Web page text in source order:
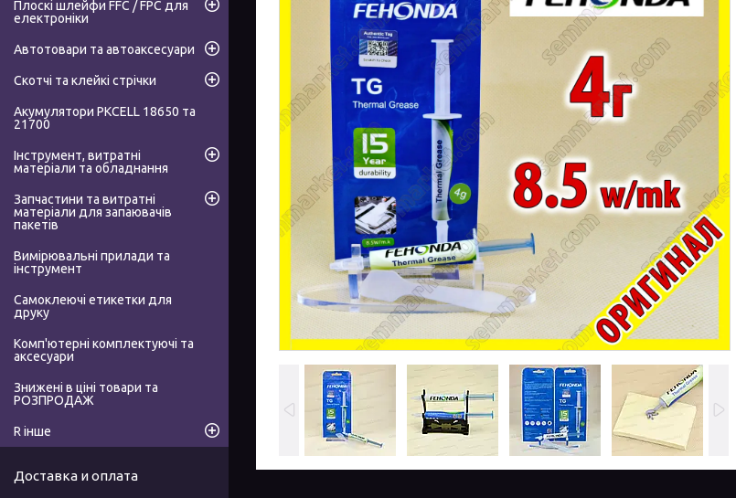
Плоскі шлейфи FFC / FPC для
електроніки
Автотовари та автоаксесуари
Скотчі та клейкі стрічки
Акумулятори PKCELL 18650 та
21700
Інструмент, витратні
матеріали та обладнання
Запчастини та витратні
матеріали для запаювачів
пакетів
Вимірювальні прилади та
інструмент
Самоклеючі етикетки для
друку
Комп'ютерні комплектуючі та
аксесуари
Знижені в ціні товари та
РОЗПРОДАЖ
R інше
Доставка и оплата